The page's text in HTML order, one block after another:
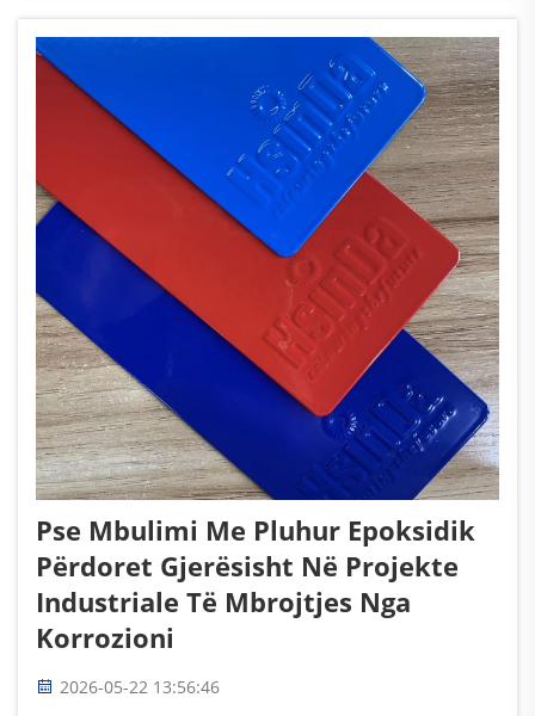
para...
Pse Mbulimi Me Pluhur Epoksidik
Përdoret Gjerësisht Në Projekte
Industriale Të Mbrojtjes Nga
Korrozioni
2026-05-22 13:56:46